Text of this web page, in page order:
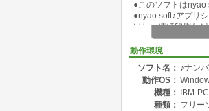
●このソフトはnyao
●nyao soft♪アプリ
出し、連続印刷など
●nyao soft♪アプリ
ソフトなどのシリ
●nyao soft♪アプリ
https://
動作環境
ソフト名： ♪ナン
動作OS：
機種：
IBM-
種類： フリー